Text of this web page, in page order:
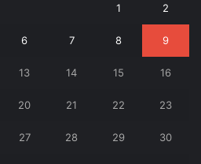
1 2
6 7 8 9
13 14 15 16
20 21 22 23
27 28 29 30